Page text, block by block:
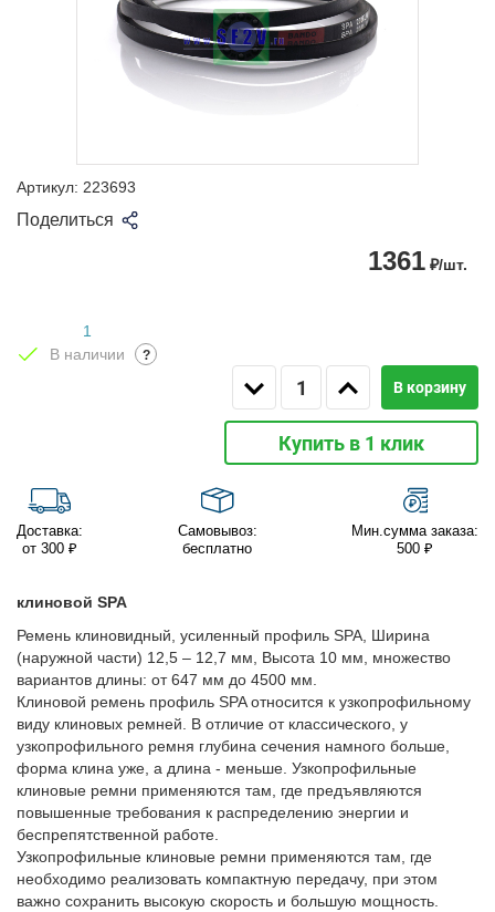
Артикул: 223693
Поделиться
1361 ₽/шт.
1
В наличии
?
В корзину
Купить в 1 клик
Доставка:
от 300 ₽
Самовывоз:
бесплатно
Мин.сумма заказа:
500 ₽
клиновой SPA
Ремень клиновидный, усиленный профиль SPA, Ширина
(наружной части) 12,5 – 12,7 мм, Высота 10 мм, множество
вариантов длины: от 647 мм до 4500 мм.
Клиновой ремень профиль SPA относится к узкопрофильному
виду клиновых ремней. В отличие от классического, у
узкопрофильного ремня глубина сечения намного больше,
форма клина уже, а длина - меньше. Узкопрофильные
клиновые ремни применяются там, где предъявляются
повышенные требования к распределению энергии и
беспрепятственной работе.
Узкопрофильные клиновые ремни применяются там, где
необходимо реализовать компактную передачу, при этом
важно сохранить высокую скорость и большую мощность.